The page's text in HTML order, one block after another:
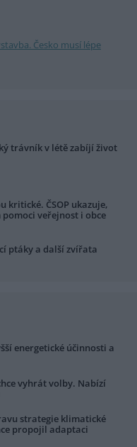
Česko musí lépe
trávník v létě zabíjí život
kritické. ČSOP ukazuje,
veřejnost i obce
ptáky a další zvířata
energetické účinnosti a
vyhrát volby. Nabízí
strategie klimatické
propojil adaptaci